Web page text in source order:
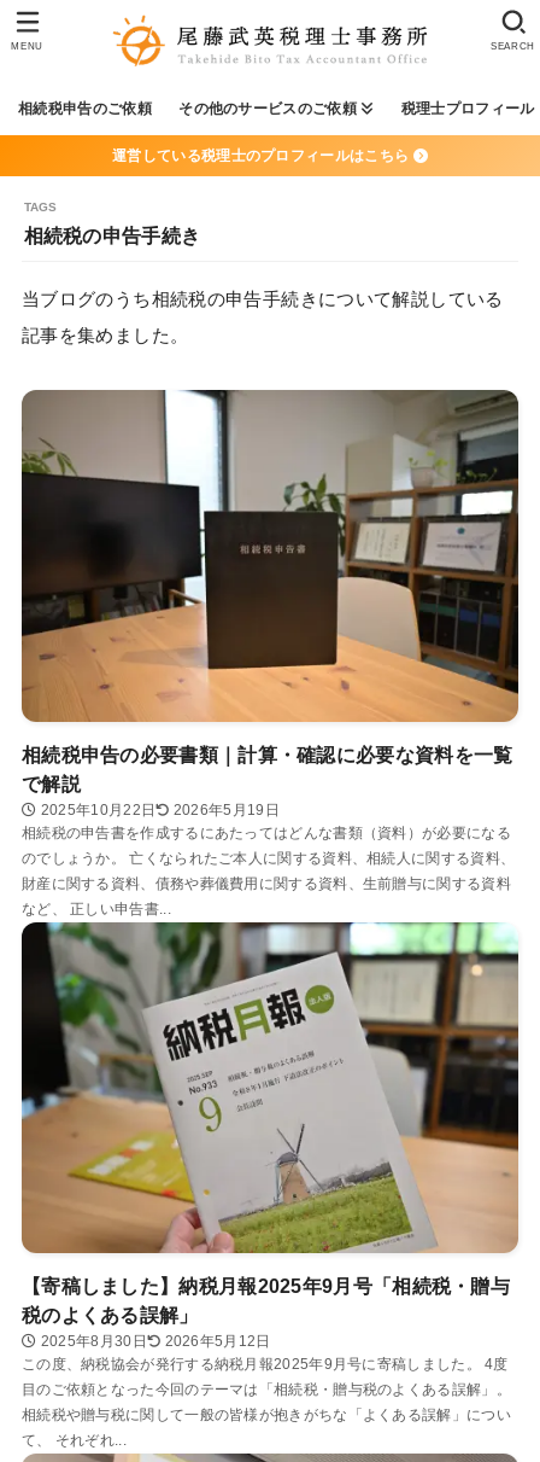
相続税申告のご依頼 その他のサービスのご依頼 税理士プロフィール
SEARCH
MENU
運営している税理士のプロフィールはこちら
相続税の申告手続き
当ブログのうち相続税の申告手続きについて解説している
記事を集めました。
相続税申告の必要書類｜計算・確認に必要な資料を一覧
で解説
2025年10月22日
2026年5月19日
相続税の申告書を作成するにあたってはどんな書類（資料）が必要になる
のでしょうか。 亡くなられたご本人に関する資料、相続人に関する資料、
財産に関する資料、債務や葬儀費用に関する資料、生前贈与に関する資料
など、 正しい申告書...
【寄稿しました】納税月報2025年9月号「相続税・贈与
税のよくある誤解」
2025年8月30日
2026年5月12日
この度、納税協会が発行する納税月報2025年9月号に寄稿しました。 4度
目のご依頼となった今回のテーマは「相続税・贈与税のよくある誤解」。
相続税や贈与税に関して一般の皆様が抱きがちな「よくある誤解」につい
て、 それぞれ...